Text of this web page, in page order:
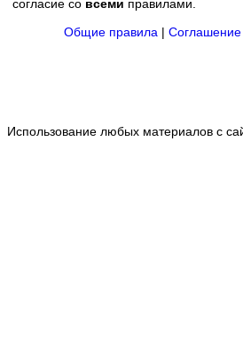
согласие со всеми правилами.
Общие правила | Соглашение
Использование любых материалов с